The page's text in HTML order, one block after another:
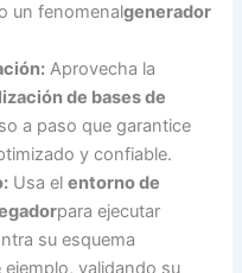
un fenomenalgenerador
Aprovecha la
de bases de
a paso que garantice
y confiable.
Usa elentorno de
para ejecutar
su esquema